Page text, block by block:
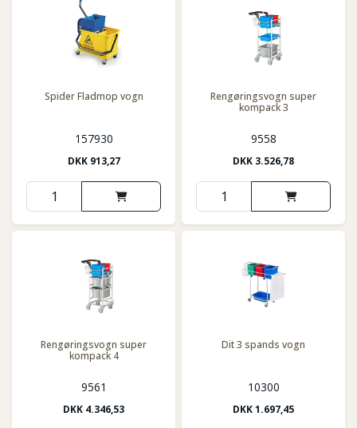
Spider Fladmop vogn
157930
DKK 913,27
Rengøringsvogn super
kompack 3
9558
DKK 3.526,78
Rengøringsvogn super
kompack 4
9561
DKK 4.346,53
Dit 3 spands vogn
10300
DKK1.697,45